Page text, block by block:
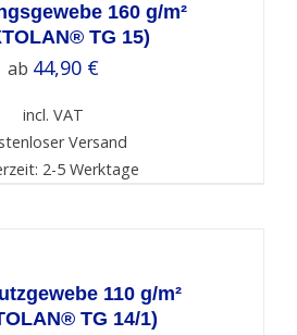
160 g/m²
TG 15)
ab 44,90 €
incl. VAT
Versand
2-5 Werktage
110 g/m²
TG 14/1)